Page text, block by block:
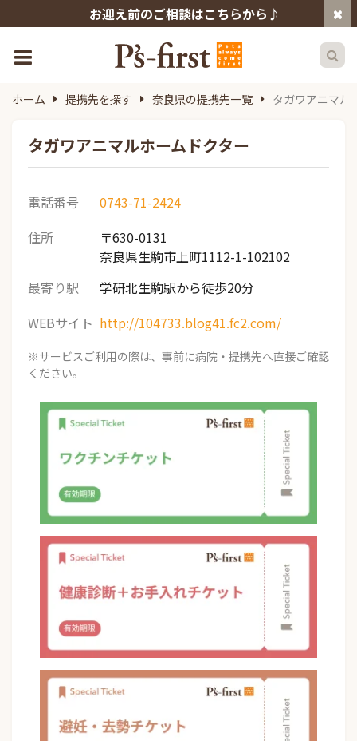
お迎え前のご相談はこちらから♪
ホーム 提携先を探す 奈良県の提携先一覧 タガワアニマル
タガワアニマルホームドクター
電話番号
0743-71-2424
住所
〒630-0131
奈良県生駒市上町1112-1-102102
最寄り駅
学研北生駒駅から徒歩20分
WEBサイト http://104733.blog41.fc2.com/
※サービスご利用の際は、事前に病院・提携先へ直接ご確認
ください。